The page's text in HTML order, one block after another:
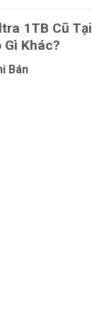
1TB Cũ Tại
Khác?
Bán